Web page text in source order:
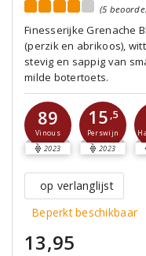
(5
Finesserijke Grenache
(perzik en abrikoos),
stevig en sappig van
milde botertoets.
89
Vinous
2023
15 ,5
Perswijn
2023
op verlanglijst
Beperkt beschikbaar
13,95